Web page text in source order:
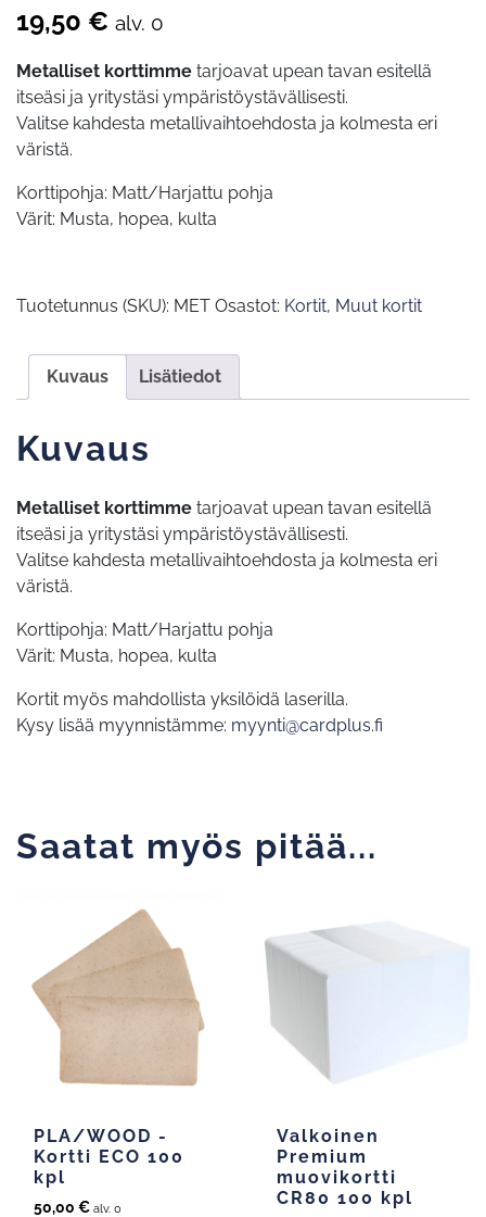
19,50 € alv. 0
Metalliset korttimme tarjoavat upean tavan esitellä
itseäsi ja yritystäsi ympäristöystävällisesti.
Valitse kahdesta metallivaihtoehdosta ja kolmesta eri
väristä.
Korttipohja: Matt/Harjattu pohja
Värit: Musta, hopea, kulta
Tuotetunnus (SKU): MET Osastot: Kortit, Muut kortit
Kuvaus Lisätiedot
Kuvaus
Metalliset korttimme tarjoavat upean tavan esitellä
itseäsi ja yritystäsi ympäristöystävällisesti.
Valitse kahdesta metallivaihtoehdosta ja kolmesta eri
väristä.
Korttipohja: Matt/Harjattu pohja
Värit: Musta, hopea, kulta
Kortit myös mahdollista yksilöidä laserilla.
Kysy lisää myynnistämme: myynti@cardplus.fi
Saatat myös pitää...
PLA/WOOD -
Kortti ECO 100
kpl
50,00 € alv. 0
Valkoinen
Premium
muovikortti
CR80 100 kpl